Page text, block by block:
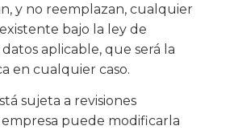
y no reemplazan, cualquier
bajo la ley de
aplicable, que será la
en cualquier caso.
sujeta a revisiones
empresa puede modificarla